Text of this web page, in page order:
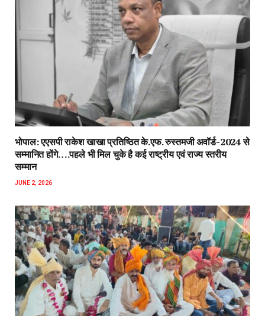
भोपाल: एएसपी राकेश‌ खाखा प्रतिष्ठित के.एफ. रुस्तमजी अवॉर्ड-2024 से
सम्मानित होंगे….पहले भी मिल चुके है कई राष्ट्रीय एवं राज्य स्तरीय
सम्मान
JUNE 2, 2026